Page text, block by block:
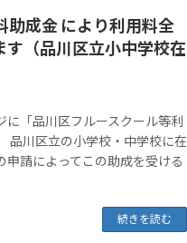
助成金 により利用料全
（品川区立小中学校在
「品川区フルースクール等利
品川区立の小学校・中学校に在
請によってこの助成を受ける
続きを読む